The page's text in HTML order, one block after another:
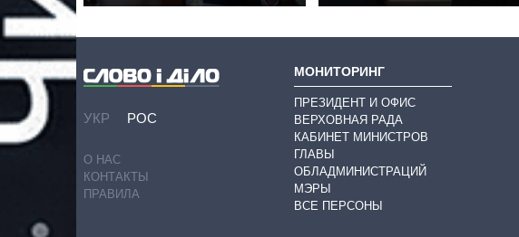
УКР РОС
О НАС
КОНТАКТЫ
ПРАВИЛА
МОНИТОРИНГ
ПРЕЗИДЕНТ И ОФИС
ВЕРХОВНАЯ РАДА
КАБИНЕТ МИНИСТРОВ
ГЛАВЫ
ОБЛАДМИНИСТРАЦИЙ
МЭРЫ
ВСЕ ПЕРСОНЫ